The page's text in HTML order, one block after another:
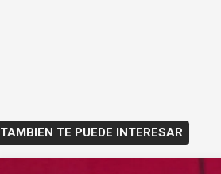
TAMBIEN TE PUEDE INTERESAR